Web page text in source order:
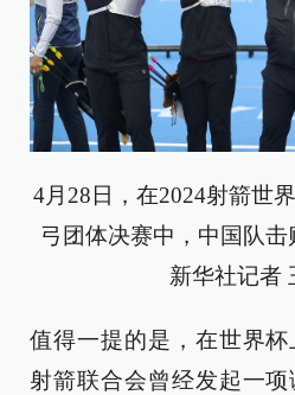
4月28日，在2024射箭世
弓团体决赛中，中国队击
新华社记者
值得一提的是，在世界
射箭联合会曾经发起一